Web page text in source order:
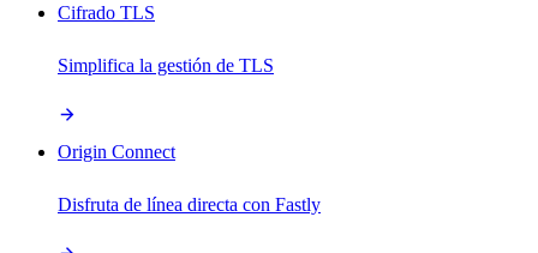
Cifrado TLS
Simplifica la gestión de TLS
Origin Connect
Disfruta de línea directa con Fastly